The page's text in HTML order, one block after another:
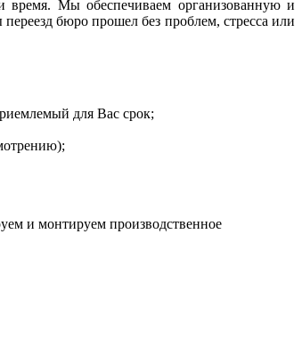
время. Мы обеспечиваем организованную и
бюро прошел без проблем, стресса или
для Вас срок;
и монтируем производственное